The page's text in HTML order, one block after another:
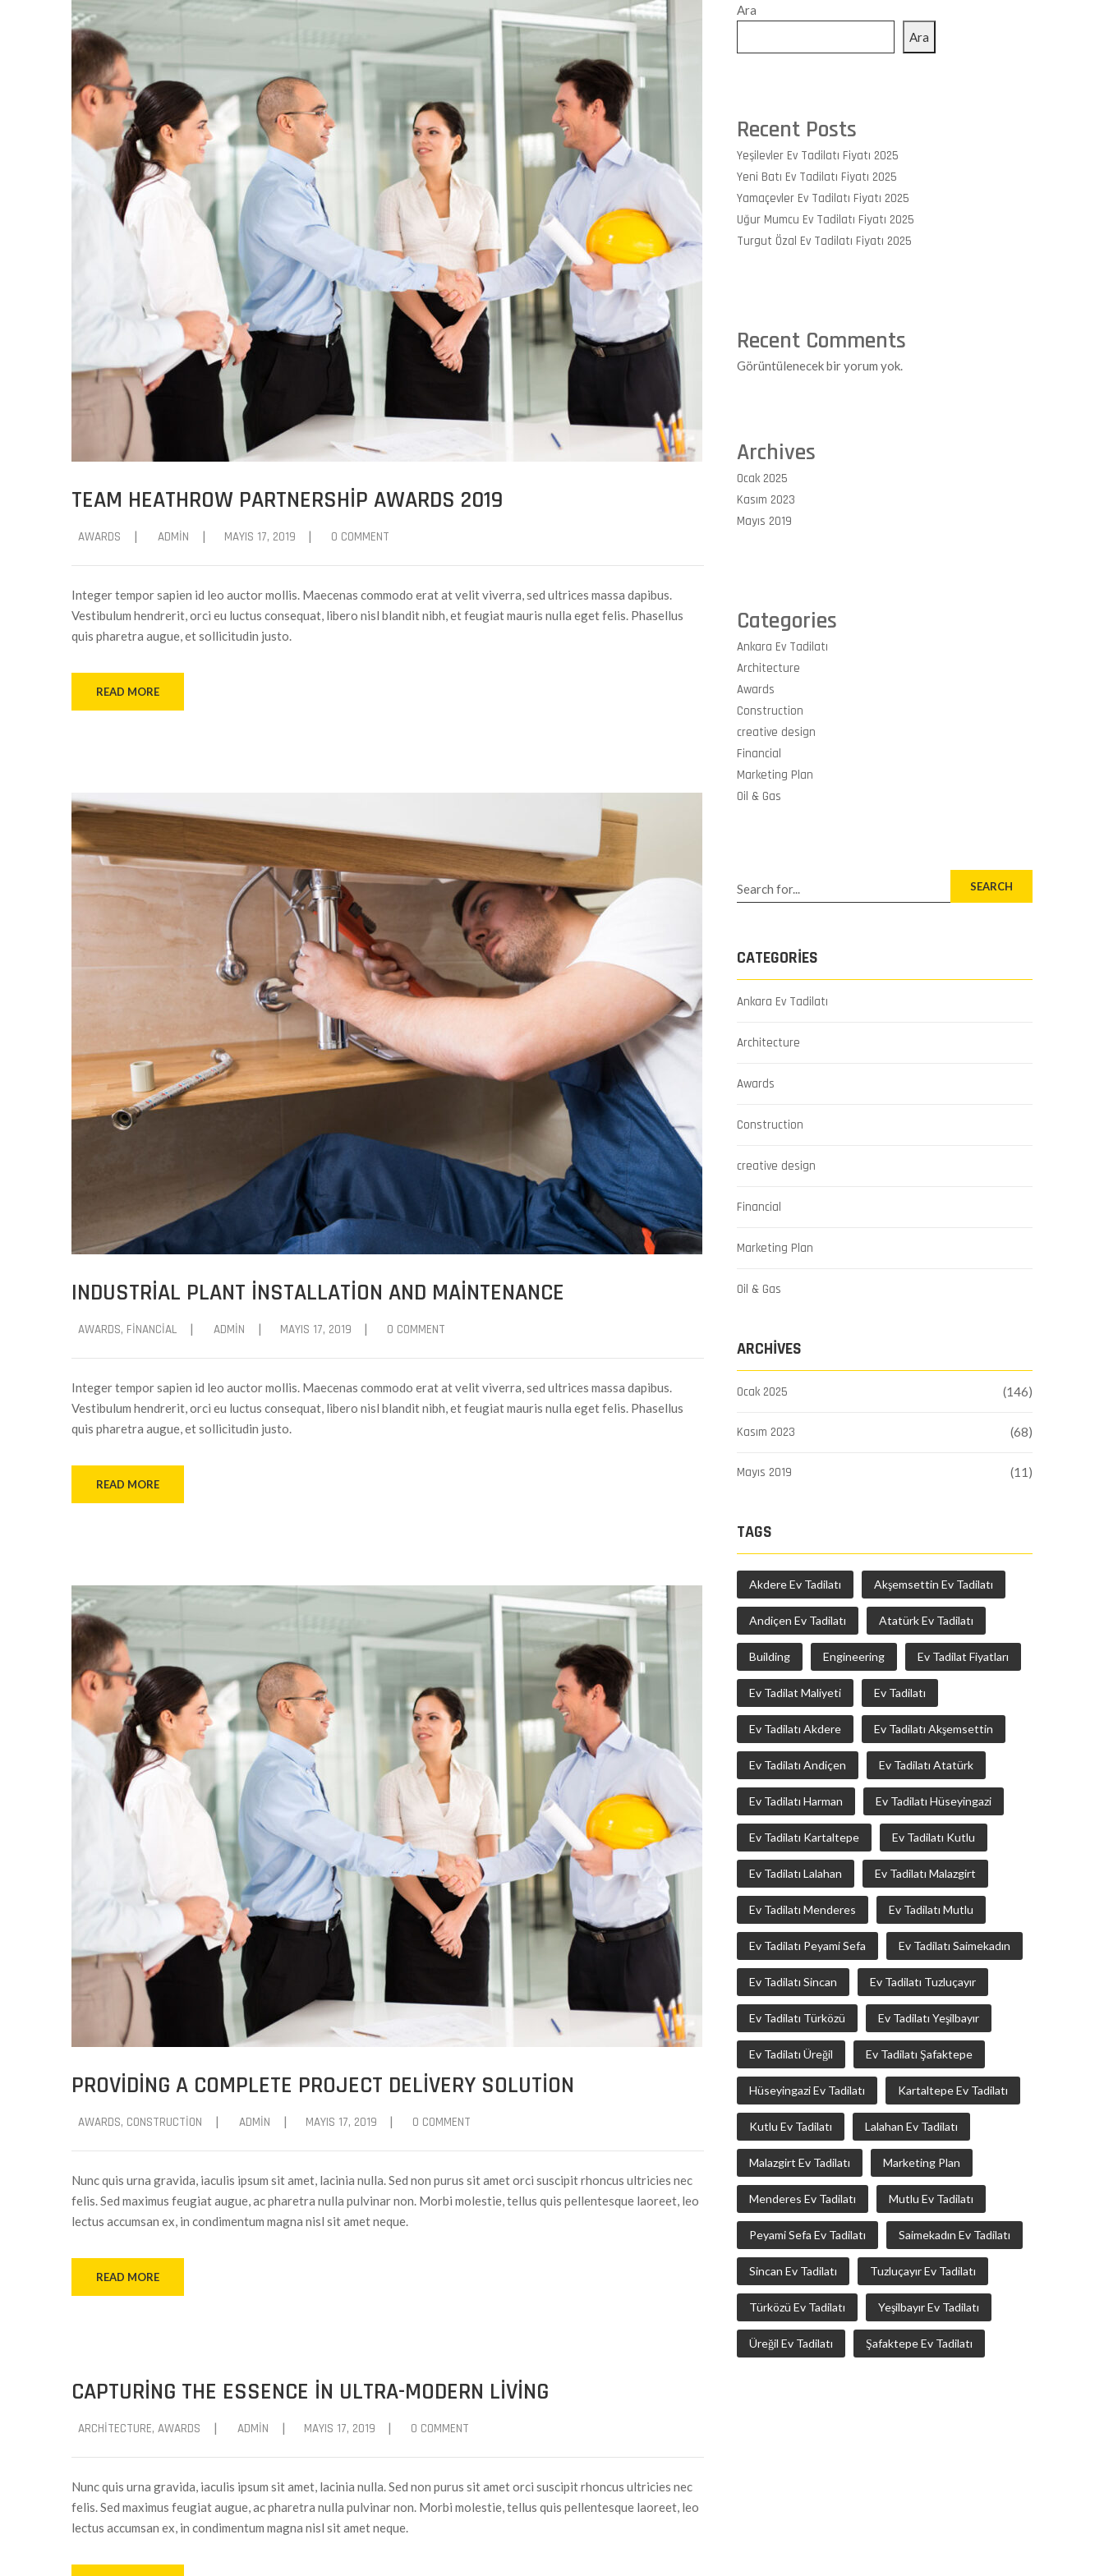
TEAM HEATHROW PARTNERSHIP AWARDS 2019
AWARDS | ADMIN | MAYIS 17, 2019 | 0 COMMENT
Integer tempor sapien id leo auctor mollis. Maecenas commodo erat at velit viverra, sed ultrices massa dapibus.
Vestibulum hendrerit, orci eu luctus consequat, libero nisl blandit nibh, et feugiat mauris nulla eget felis. Phasellus
quis pharetra augue, et sollicitudin justo.
READ MORE
INDUSTRIAL PLANT INSTALLATION AND MAINTENANCE
AWARDS‚ FINANCIAL | ADMIN | MAYIS 17, 2019 | 0 COMMENT
Integer tempor sapien id leo auctor mollis. Maecenas commodo erat at velit viverra, sed ultrices massa dapibus.
Vestibulum hendrerit, orci eu luctus consequat, libero nisl blandit nibh, et feugiat mauris nulla eget felis. Phasellus
quis pharetra augue, et sollicitudin justo.
READ MORE
PROVIDING A COMPLETE PROJECT DELIVERY SOLUTION
AWARDS‚ CONSTRUCTION | ADMIN | MAYIS 17, 2019 | 0 COMMENT
Nunc quis urna gravida, iaculis ipsum sit amet, lacinia nulla. Sed non purus sit amet orci suscipit rhoncus ultricies nec
felis. Sed maximus feugiat augue, ac pharetra nulla pulvinar non. Morbi molestie, tellus quis pellentesque laoreet, leo
lectus accumsan ex, in condimentum magna nisl sit amet neque.
READ MORE
CAPTURING THE ESSENCE IN ULTRA-MODERN LIVING
ARCHITECTURE‚ AWARDS | ADMIN | MAYIS 17, 2019 | 0 COMMENT
Nunc quis urna gravida, iaculis ipsum sit amet, lacinia nulla. Sed non purus sit amet orci suscipit rhoncus ultricies nec
felis. Sed maximus feugiat augue, ac pharetra nulla pulvinar non. Morbi molestie, tellus quis pellentesque laoreet, leo
lectus accumsan ex, in condimentum magna nisl sit amet neque.
Ara
Ara
Recent Posts
Yeşilevler Ev Tadilatı Fiyatı 2025
Yeni Batı Ev Tadilatı Fiyatı 2025
Yamaçevler Ev Tadilatı Fiyatı 2025
Uğur Mumcu Ev Tadilatı Fiyatı 2025
Turgut Özal Ev Tadilatı Fiyatı 2025
Recent Comments
Görüntülenecek bir yorum yok.
Archives
Ocak 2025
Kasım 2023
Mayıs 2019
Categories
Ankara Ev Tadilatı
Architecture
Awards
Construction
creative design
Financial
Marketing Plan
Oil & Gas
SEARCH
CATEGORIES
Ankara Ev Tadilatı
Architecture
Awards
Construction
creative design
Financial
Marketing Plan
Oil & Gas
ARCHIVES
Ocak 2025 (146)
Kasım 2023 (68)
Mayıs 2019 (11)
TAGS
Akdere Ev Tadilatı Akşemsettin Ev Tadilatı
Andiçen Ev Tadilatı Atatürk Ev Tadilatı
Building Engineering Ev Tadilat Fiyatları
Ev Tadilat Maliyeti Ev Tadilatı
Ev Tadilatı Akdere Ev Tadilatı Akşemsettin
Ev Tadilatı Andiçen Ev Tadilatı Atatürk
Ev Tadilatı Harman Ev Tadilatı Hüseyingazi
Ev Tadilatı Kartaltepe Ev Tadilatı Kutlu
Ev Tadilatı Lalahan Ev Tadilatı Malazgirt
Ev Tadilatı Menderes Ev Tadilatı Mutlu
Ev Tadilatı Peyami Sefa Ev Tadilatı Saimekadın
Ev Tadilatı Sincan Ev Tadilatı Tuzluçayır
Ev Tadilatı Türközü Ev Tadilatı Yeşilbayır
Ev Tadilatı Üreğil Ev Tadilatı Şafaktepe
Hüseyingazi Ev Tadilatı Kartaltepe Ev Tadilatı
Kutlu Ev Tadilatı Lalahan Ev Tadilatı
Malazgirt Ev Tadilatı Marketing Plan
Menderes Ev Tadilatı Mutlu Ev Tadilatı
Peyami Sefa Ev Tadilatı Saimekadın Ev Tadilatı
Sincan Ev Tadilatı Tuzluçayır Ev Tadilatı
Türközü Ev Tadilatı Yeşilbayır Ev Tadilatı
Üreğil Ev Tadilatı Şafaktepe Ev Tadilatı